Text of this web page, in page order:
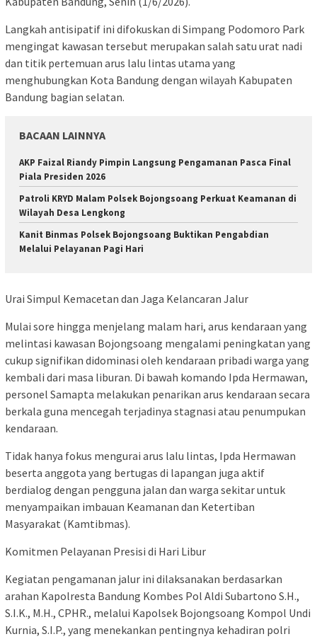
Langkah antisipatif ini difokuskan di Simpang Podomoro Park
mengingat kawasan tersebut merupakan salah satu urat nadi
dan titik pertemuan arus lalu lintas utama yang
menghubungkan Kota Bandung dengan wilayah Kabupaten
Bandung bagian selatan.
BACAAN LAINNYA
AKP Faizal Riandy Pimpin Langsung Pengamanan Pasca Final
Piala Presiden 2026
Patroli KRYD Malam Polsek Bojongsoang Perkuat Keamanan di
Wilayah Desa Lengkong
Kanit Binmas Polsek Bojongsoang Buktikan Pengabdian
Melalui Pelayanan Pagi Hari
Urai Simpul Kemacetan dan Jaga Kelancaran Jalur
Mulai sore hingga menjelang malam hari, arus kendaraan yang
melintasi kawasan Bojongsoang mengalami peningkatan yang
cukup signifikan didominasi oleh kendaraan pribadi warga yang
kembali dari masa liburan. Di bawah komando Ipda Hermawan,
personel Samapta melakukan penarikan arus kendaraan secara
berkala guna mencegah terjadinya stagnasi atau penumpukan
kendaraan.
Tidak hanya fokus mengurai arus lalu lintas, Ipda Hermawan
beserta anggota yang bertugas di lapangan juga aktif
berdialog dengan pengguna jalan dan warga sekitar untuk
menyampaikan imbauan Keamanan dan Ketertiban
Masyarakat (Kamtibmas).
Komitmen Pelayanan Presisi di Hari Libur
Kegiatan pengamanan jalur ini dilaksanakan berdasarkan
arahan Kapolresta Bandung Kombes Pol Aldi Subartono S.H.,
S.I.K., M.H., CPHR., melalui Kapolsek Bojongsoang Kompol Undi
Kurnia, S.I.P., yang menekankan pentingnya kehadiran polri